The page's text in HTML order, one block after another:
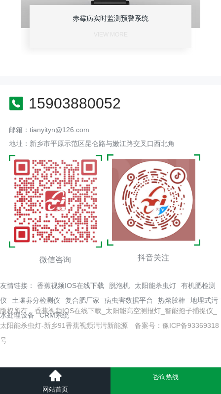
赤霉病实时监测预警系统
15903880052
邮箱：tianyityn@126.com
地址：新乡市平原示范区昆仑路与嫩江路交叉口西北角
微信咨询 抖音关注
友情链接： 香蕉视频IOS在线下载 脱泡机 太阳能杀虫灯
有机肥检测
仪
土壤养分检测仪 复合肥厂家 病虫害数据平台 热熔胶棒
地埋式污
水处理设备
CRM系统
版权所有 香蕉视频IOS在线下载_太阳能高空测报灯_智能孢子捕捉仪_
太阳能杀虫灯-新乡91香蕉视频污污新能源 备案号：豫ICP备93369318
号
网站首页
咨询热线